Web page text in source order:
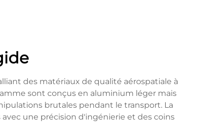
des matériaux de qualité aérospatiale à
sont conçus en aluminium léger mais
brutales pendant le transport. La
une précision d'ingénierie et des coins